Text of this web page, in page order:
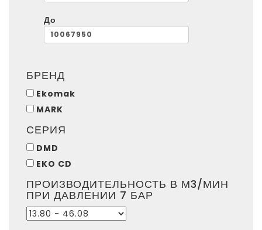
До
БРЕНД
Ekomak
MARK
СЕРИЯ
DMD
EKO CD
ПРОИЗВОДИТЕЛЬНОСТЬ В М3/МИН
ПРИ ДАВЛЕНИИ 7 БАР